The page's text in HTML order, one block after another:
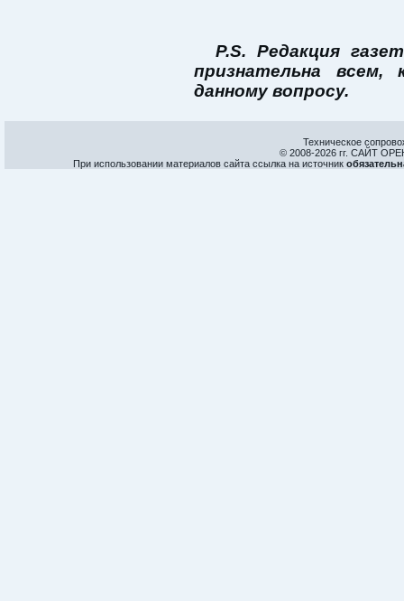
P.S. Редакция
признательна
данному вопросу.
Техническое
© 2008-2026 гг. САЙТ
При использовании материалов сайта ссылка на источник